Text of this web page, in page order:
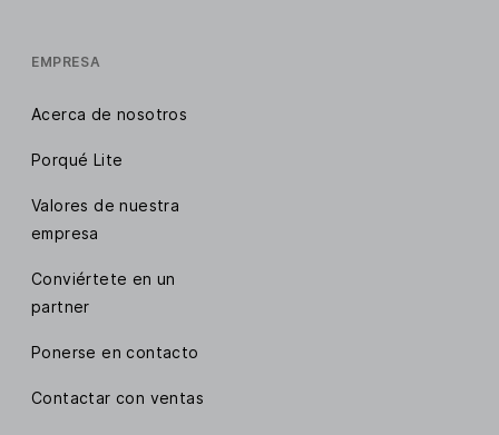
EMPRESA
Acerca de nosotros
Porqué Lite
Valores de nuestra
empresa
Conviértete en un
partner
Ponerse en contacto
Contactar con ventas